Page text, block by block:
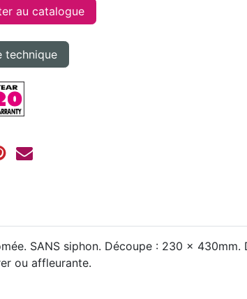
au catalogue
technique
SANS siphon. Découpe : 230 x 430mm.
ou affleurante.